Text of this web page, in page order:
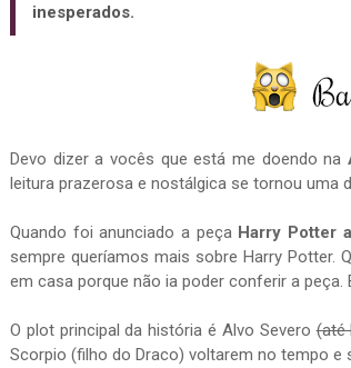
inesperados.
Devo dizer a vocês que está me doendo na
leitura prazerosa e nostálgica se tornou uma
Quando foi anunciado a peça Harry Potter
sempre queríamos mais sobre Harry Potter.
em casa porque não ia poder conferir a
O plot principal da história é Alvo Severo(até
Scorpio (filho do Draco) voltarem no tempo e